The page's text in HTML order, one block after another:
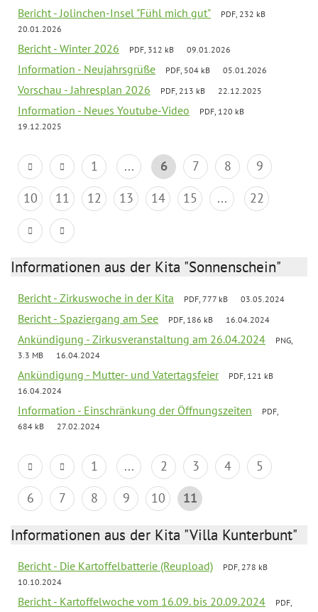
Bericht - Jolinchen-Insel "Fühl mich gut"
PDF, 232 kB
20.01.2026
Bericht - Winter 2026 PDF, 312 kB 09.01.2026
Information - Neujahrsgrüße PDF, 504 kB 05.01.2026
Vorschau - Jahresplan 2026 PDF, 213 kB 22.12.2025
Information - Neues Youtube-Video
PDF, 120 kB
19.12.2025
1 ... 6 7 8
9
10
11 12 13 14 15 ... 22
Informationen aus der Kita "Sonnenschein"
Bericht - Zirkuswoche in der Kita PDF, 777 kB 03.05.2024
Bericht - Spaziergang am See PDF, 186 kB 16.04.2024
Ankündigung - Zirkusveranstaltung am 26.04.2024
PNG,
3.3 MB
16.04.2024
Ankündigung - Mutter- und Vatertagsfeier
PDF, 121 kB
16.04.2024
Information - Einschränkung der Öffnungszeiten
PDF,
684 kB
27.02.2024
1 ... 2 3 4
5
6
7 8 9 10 11
Informationen aus der Kita "Villa Kunterbunt"
Bericht - Die Kartoffelbatterie (Reupload)
PDF, 278 kB
10.10.2024
Bericht - Kartoffelwoche vom 16.09. bis 20.09.2024 PDF,